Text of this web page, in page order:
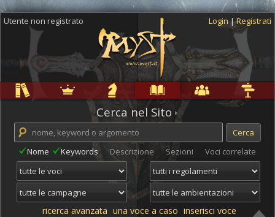
Utente non registrato Login |Registrati
Cerca nel Sito
Nome Keywords Descrizione Sezioni Voci correlate
ricerca avanzata una voce a caso inserisci voce